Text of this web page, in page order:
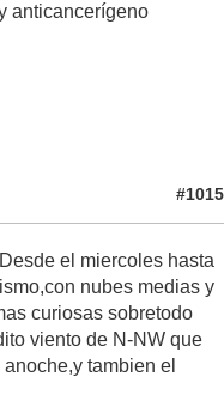
anticancerígeno
#1015
el miercoles hasta
nubes medias y
curiosas sobretodo
viento de N-NW que
tambien el